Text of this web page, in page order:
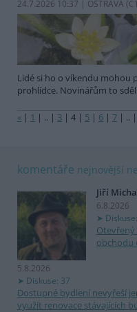
24.7.2026 10:37 | OSTRAVA (
Lidé si ho o víkendu
prohlídce. Novinářům to
« | 1 | .. | 3 | 4 | 5 | 6 | 7 | .. |
komentáře nejnovější
Jiří
6.8.2026
obchodu
5.8.2026
Diskuse: 37
Dostupné bydlení nevyřeší
využít renovace stávajících